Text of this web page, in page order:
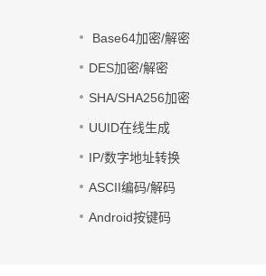
Base64加密/解密
DES加密/解密
SHA/SHA256加密
UUID在线生成
IP/数字地址转换
ASCII编码/解码
Android按键码